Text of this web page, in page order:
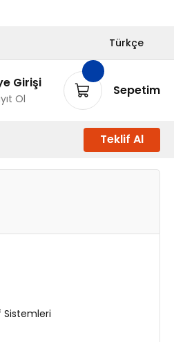
Türkçe
Girişi
Ol
Sepetim
Teklif Al
Sistemleri